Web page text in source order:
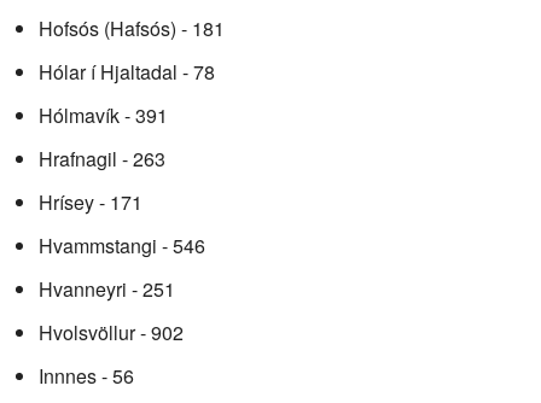
Hofsós (Hafsós) - 181
Hólar í Hjaltadal - 78
Hólmavík - 391
Hrafnagil - 263
Hrísey - 171
Hvammstangi - 546
Hvanneyri - 251
Hvolsvöllur - 902
Innnes - 56